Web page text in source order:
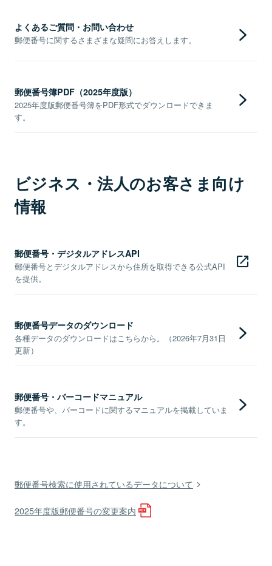
よくあるご質問・お問い合わせ
郵便番号に関するさまざまな疑問にお答えします。
郵便番号簿PDF（2025年度版）
2025年度版郵便番号簿をPDF形式でダウンロードできま
す。
ビジネス・法人のお客さま向け
情報
郵便番号・デジタルアドレスAPI
郵便番号とデジタルアドレスから住所を取得できる公式API
を提供。
郵便番号データのダウンロード
各種データのダウンロードはこちらから。（2026年7月31日
更新）
郵便番号・バーコードマニュアル
郵便番号や、バーコードに関するマニュアルを掲載していま
す。
郵便番号検索に使用されているデータについて
2025年度版郵便番号の変更案内